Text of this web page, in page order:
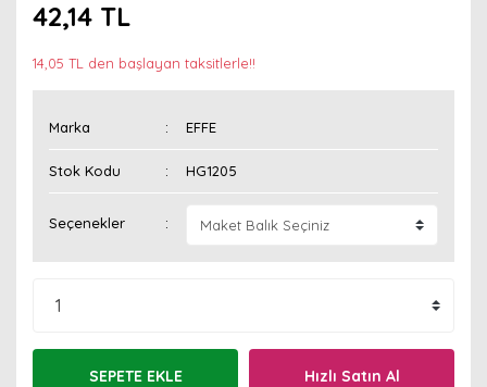
42,14 TL
14,05 TL den başlayan taksitlerle!!
Marka EFFE
Stok Kodu HG1205
Seçenekler
SEPETE EKLE Hızlı Satın Al